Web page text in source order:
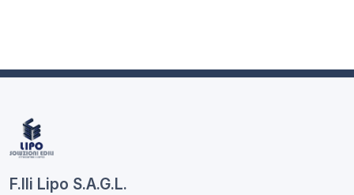
F.lli Lipo S.A.G.L.